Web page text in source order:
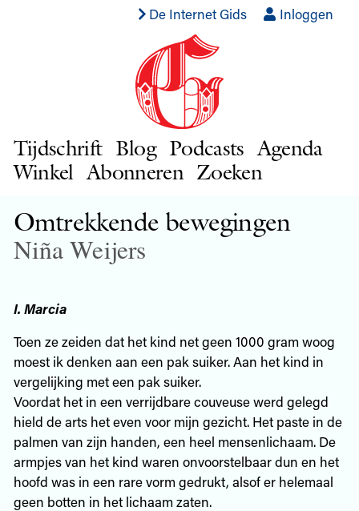
De Internet Gids Inloggen
Tijdschrift Blog Podcasts Agenda
Winkel Abonneren Zoeken
Omtrekkende bewegingen
Niña Weijers
I. Marcia
Toen ze zeiden dat het kind net geen 1000 gram woog
moest ik denken aan een pak suiker. Aan het kind in
vergelijking met een pak suiker.
Voordat het in een verrijdbare couveuse werd gelegd
hield de arts het even voor mijn gezicht. Het paste in de
palmen van zijn handen, een heel mensenlichaam. De
armpjes van het kind waren onvoorstelbaar dun en het
hoofd was in een rare vorm gedrukt, alsof er helemaal
geen botten in het lichaam zaten.